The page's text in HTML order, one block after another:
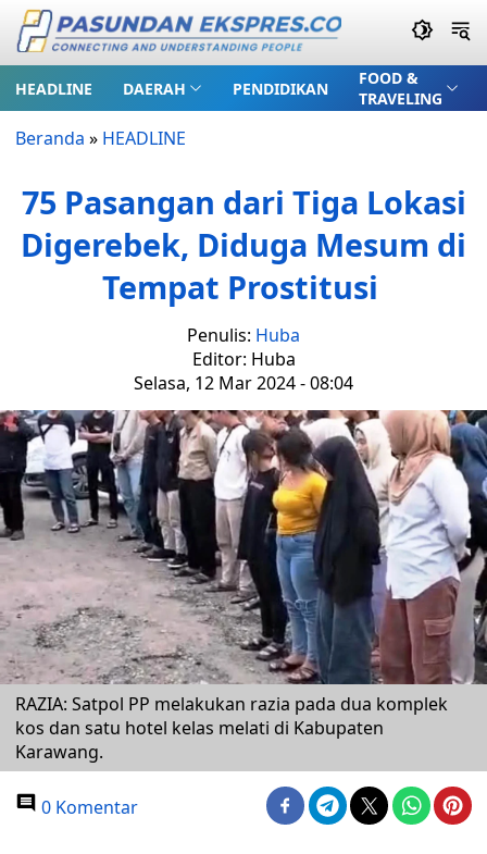
HEADLINE DAERAH PENDIDIKAN
FOOD &
TRAVELING
Beranda » HEADLINE
75 Pasangan dari Tiga Lokasi
Digerebek, Diduga Mesum di
Tempat Prostitusi
Penulis: Huba
Editor: Huba
Selasa, 12 Mar 2024 - 08:04
RAZIA: Satpol PP melakukan razia pada dua komplek
kos dan satu hotel kelas melati di Kabupaten
Karawang.
0 Komentar